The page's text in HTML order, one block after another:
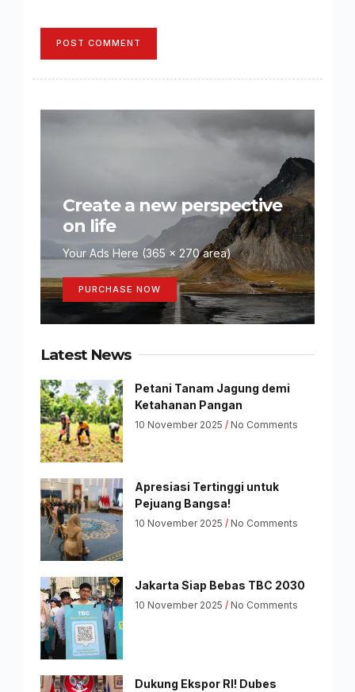
POST COMMENT
Create a new perspective
on life
Your Ads Here (365 x 270 area)
PURCHASE NOW
Latest News
Petani Tanam Jagung demi
Ketahanan Pangan
10 November 2025 No Comments
Apresiasi Tertinggi untuk
Pejuang Bangsa!
10 November 2025 No Comments
Jakarta Siap Bebas TBC 2030
10 November 2025 No Comments
Dukung Ekspor RI! Dubes